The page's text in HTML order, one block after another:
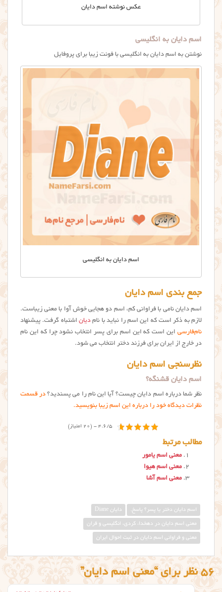
عکس نوشته اسم دایان
اسم دایان به انگلیسی
نوشتن به اسم دایان به انگلیسی با فونت زیبا برای پروفایل
اسم دایان به انگلیسی
جمع بندی اسم دایان
اسم دایان نامی با فراوانی کم، اسم دو هجایی خوش آوا با معنی زیباست.
لازم به ذکر است که این اسم را نباید با نام دیاناشتباه گرفت. پیشنهاد
نام‌فارسی این است که این اسم برای پسر انتخاب نشود چرا که این نام
در خارج از ایران برای فرزند دختر انتخاب می شود.
نظرسنجی اسم دایان
اسم دایان قشنگه؟
نظر شما درباره اسم دایان چیست؟ آیا این نام را می پسندید؟ در قسمت
نظرات دیدگاه خود را درباره این اسم زیبا بنویسید.
4.6/5 - (20 امتیاز)
مطالب مرتبط
معنی اسم یامور
معنی اسم هیوا
معنی اسم آشا
اسم دایان دختر یا پسر؟ پاسخ. دایان Diane
معني اسم دايان در دهخدا، کردی، انگلیسی و قران
معنی و فراوانی اسم دایان در ثبت احوال ایران
56 نظر برای “معنی اسم دایان”